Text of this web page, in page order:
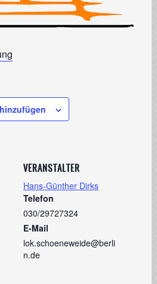
VERANSTALTER
Hans-Günther Dirks
Telefon
030/29727324
E-Mail
lok.schoeneweide@berli
n.de